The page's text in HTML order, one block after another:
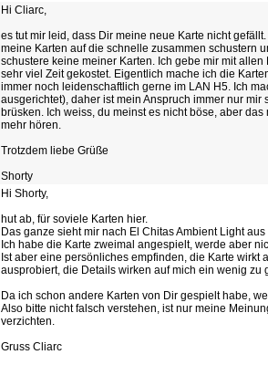
Hi Cliarc,
es tut mir leid, dass Dir meine neue Karte nicht
meine Karten auf die schnelle zusammen schustern
schustere keine meiner Karten. Ich gebe mir mit
sehr viel Zeit gekostet. Eigentlich mache ich die
immer noch leidenschaftlich gerne im LAN H5. Ich
ausgerichtet), daher ist mein Anspruch immer nur
brüsken. Ich weiss, du meinst es nicht böse, aber
mehr hören.
Trotzdem liebe Grüße
Shorty
Hi Shorty,
hut ab, für soviele Karten hier.
Das ganze sieht mir nach El Chitas Ambient Light aus
Ich habe die Karte zweimal angespielt, werde aber
Ist aber eine persönliches empfinden, die Karte
ausprobiert, die Details wirken auf mich ein wenig
Da ich schon andere Karten von Dir gespielt habe,
Also bitte nicht falsch verstehen, ist nur meine
verzichten.
Gruss Cliarc